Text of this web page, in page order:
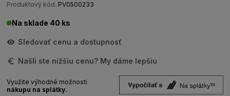
Produktový kód: PV0500233
Na sklade 40 ks
Sledovať cenu a dostupnosť
Našli ste nižšiu cenu? My dáme lepšiu
Využite výhodné možnosti
nákupu na splátky.